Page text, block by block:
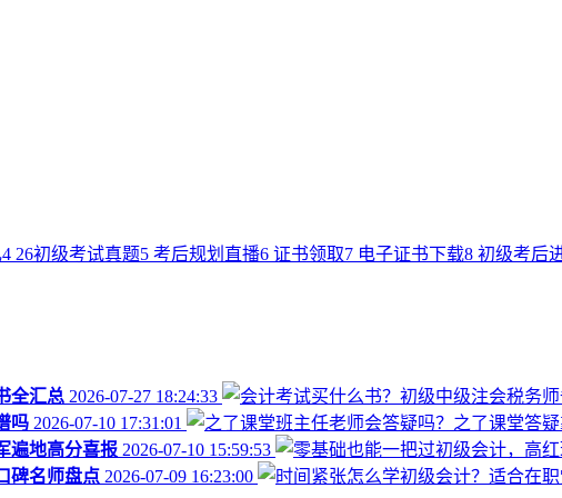
4 26初级考试真题5 考后规划直播6 证书领取7 电子证书下载8 初级考后
全汇总 2026-07-27 18:24:33
吗 2026-07-10 17:31:01
遍地高分喜报 2026-07-10 15:59:53
碑名师盘点 2026-07-09 16:23:00